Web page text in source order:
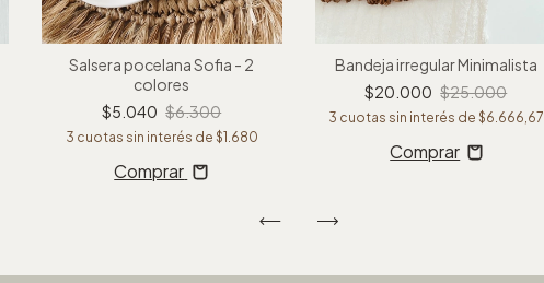
Salsera pocelana Sofia - 2
colores
$5.040 $6.300
3 cuotas sin interés de $1.680
Comprar
Bandeja irregular Minimalista
$20.000 $25.000
3 cuotas sin interés de $6.666,67